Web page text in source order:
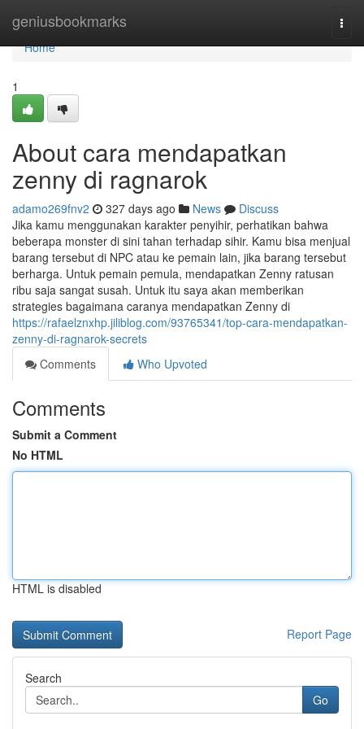
geniusbookmarks
Home
Home
1
About cara mendapatkan
zenny di ragnarok
adamo269fnv2 327 days ago News
Discuss
Jika kamu menggunakan karakter penyihir, perhatikan bahwa
beberapa monster di sini tahan terhadap sihir. Kamu bisa menjual
barang tersebut di NPC atau ke pemain lain, jika barang tersebut
berharga. Untuk pemain pemula, mendapatkan Zenny ratusan
ribu saja sangat susah. Untuk itu saya akan memberikan
strategies bagaimana caranya mendapatkan Zenny di
https://rafaelznxhp.jiliblog.com/93765341/top-cara-mendapatkan-
zenny-di-ragnarok-secrets
Comments
Who Upvoted
Comments
Submit a Comment
No HTML
HTML is disabled
Report Page
Search
Go